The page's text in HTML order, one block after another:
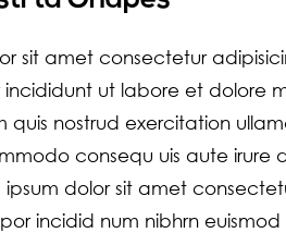
sit amet consectetur
ut labore et dolore
quis nostrud exercitation
consequ uis aute irure
ipsum dolor sit amet
incidid num nibhrn